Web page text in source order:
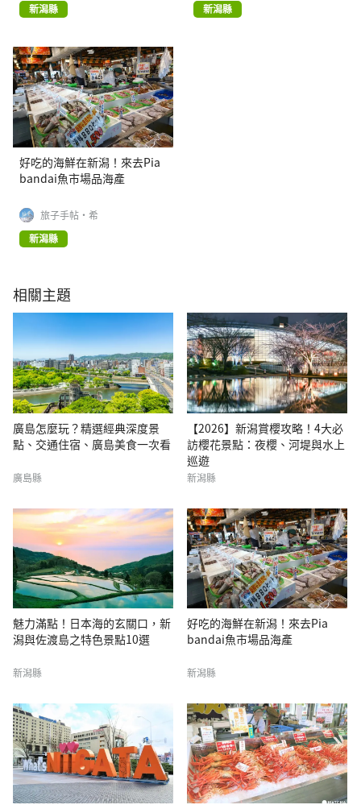
新潟縣
新潟縣
好吃的海鮮在新潟！來去Pia
bandai魚市場品海產
旅子手帖·希
新潟縣
相關主題
廣島怎麼玩？精選經典深度景
點、交通住宿、廣島美食一次看
廣島縣
【2026】新潟賞櫻攻略！4大必
訪櫻花景點：夜櫻、河堤與水上
巡遊
新潟縣
魅力滿點！日本海的玄關口，新
潟與佐渡島之特色景點10選
新潟縣
好吃的海鮮在新潟！來去Pia
bandai魚市場品海產
新潟縣